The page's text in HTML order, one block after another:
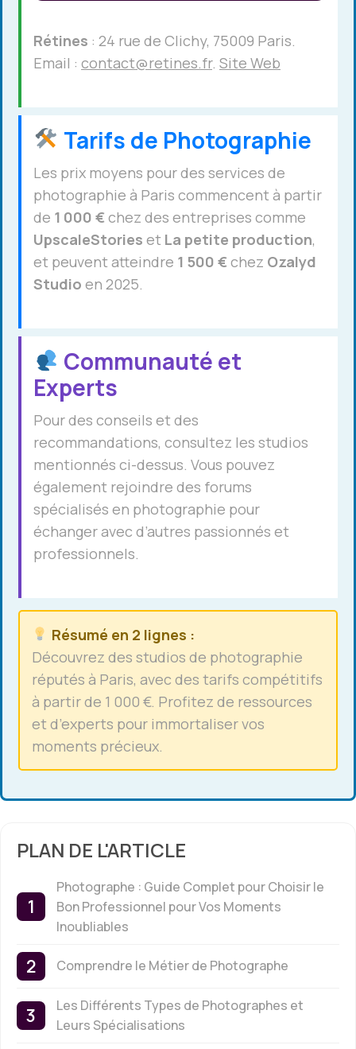
Rétines : 24 rue de Clichy, 75009 Paris.
Email : contact@retines.fr. Site Web
Tarifs de Photographie
Les prix moyens pour des services de
photographie à Paris commencent à partir
de 1 000 € chez des entreprises comme
UpscaleStories et La petite production,
et peuvent atteindre 1 500 € chez Ozalyd
Studio en 2025.
Communauté et
Experts
Pour des conseils et des
recommandations, consultez les studios
mentionnés ci-dessus. Vous pouvez
également rejoindre des forums
spécialisés en photographie pour
échanger avec d’autres passionnés et
professionnels.
Résumé en 2 lignes :
Découvrez des studios de photographie
réputés à Paris, avec des tarifs compétitifs
à partir de 1 000 €. Profitez de ressources
et d’experts pour immortaliser vos
moments précieux.
PLAN DE L'ARTICLE
Photographe : Guide Complet pour Choisir le
Bon Professionnel pour Vos Moments
Inoubliables
Comprendre le Métier de Photographe
Les Différents Types de Photographes et
Leurs Spécialisations